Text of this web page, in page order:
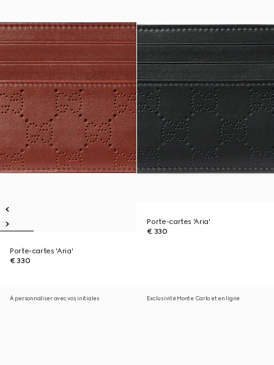
Porte-cartes 'Aria'
€ 330
Porte-cartes 'Aria'
€ 330
À personnaliser avec vos initiales Exclusivité Monte Carlo et en ligne